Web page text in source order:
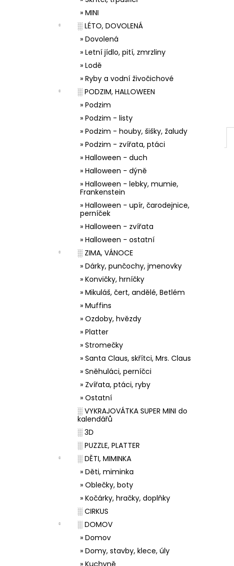
» MINI
░ LÉTO, DOVOLENÁ
» Dovolená
» Letní jídlo, pití, zmrzliny
» Lodě
» Ryby a vodní živočichové
░ PODZIM, HALLOWEEN
» Podzim
» Podzim - listy
» Podzim - houby, šišky, žaludy
» Podzim - zvířata, ptáci
» Halloween - duch
» Halloween - dýně
» Halloween - lebky, mumie,
Frankenstein
» Halloween - upír, čarodejnice,
perníček
» Halloween - zvířata
» Halloween - ostatní
░ ZIMA, VÁNOCE
» Dárky, punčochy, jmenovky
» Konvičky, hrníčky
» Mikuláš, čert, andělé, Betlém
» Muffins
» Ozdoby, hvězdy
» Platter
» Stromečky
» Santa Claus, skřítci, Mrs. Claus
» Sněhuláci, perníčci
» Zvířata, ptáci, ryby
» Ostatní
░ VYKRAJOVÁTKA SUPER MINI do
kalendářů
░ 3D
░ PUZZLE, PLATTER
░ DĚTI, MIMINKA
» Děti, miminka
» Oblečky, boty
» Kočárky, hračky, doplňky
░ CIRKUS
░ DOMOV
» Domov
» Domy, stavby, klece, úly
» Kuchyně
33001 ZDOBÍCÍ SÁČEK